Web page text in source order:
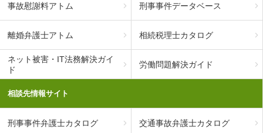
事故慰謝料アトム 刑事事件データベース
離婚弁護士アトム 相続税理士カタログ
ネット被害・IT法務解決ガイ
ド
労働問題解決ガイド
相談先情報サイト
刑事事件弁護士カタログ 交通事故弁護士カタログ